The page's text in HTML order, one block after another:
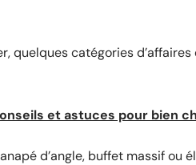
quelques catégories
et astuces pour bien
d’angle, buffet massif ou